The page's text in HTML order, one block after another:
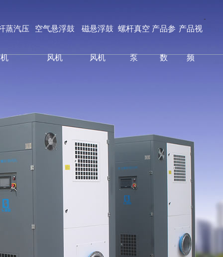
蒸汽压 空气悬浮鼓
风机
磁悬浮鼓
风机
螺杆真空
泵
产品参
数
产品视
频
-